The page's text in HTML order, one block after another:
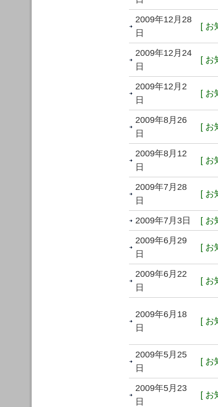
2009年12月28
日
[ お
2009年12月24
日
[ お
2009年12月2
日
[ お
2009年8月26
日
[ お
2009年8月12
日
[ お
2009年7月28
日
[ お
2009年7月3日 [ お
2009年6月29
日
[ お
2009年6月22
日
[ お
2009年6月18
日
[ お
2009年5月25
日
[ お
2009年5月23
日
[ お